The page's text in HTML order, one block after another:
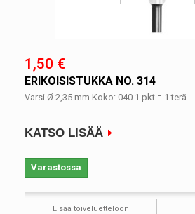
1,50 €
ERIKOISISTUKKA NO. 314
Varsi Ø 2,35 mm Koko: 040 1 pkt = 1 terä
KATSO LISÄÄ
Varastossa
Lisää toiveluetteloon